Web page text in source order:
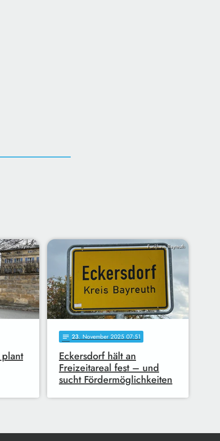
Bayreuth Funkhaus Bayreuth
notes 23. November 2025 07:51
Eckersdorf hält an
Freizeitareal fest – und
sucht Fördermöglichkeiten